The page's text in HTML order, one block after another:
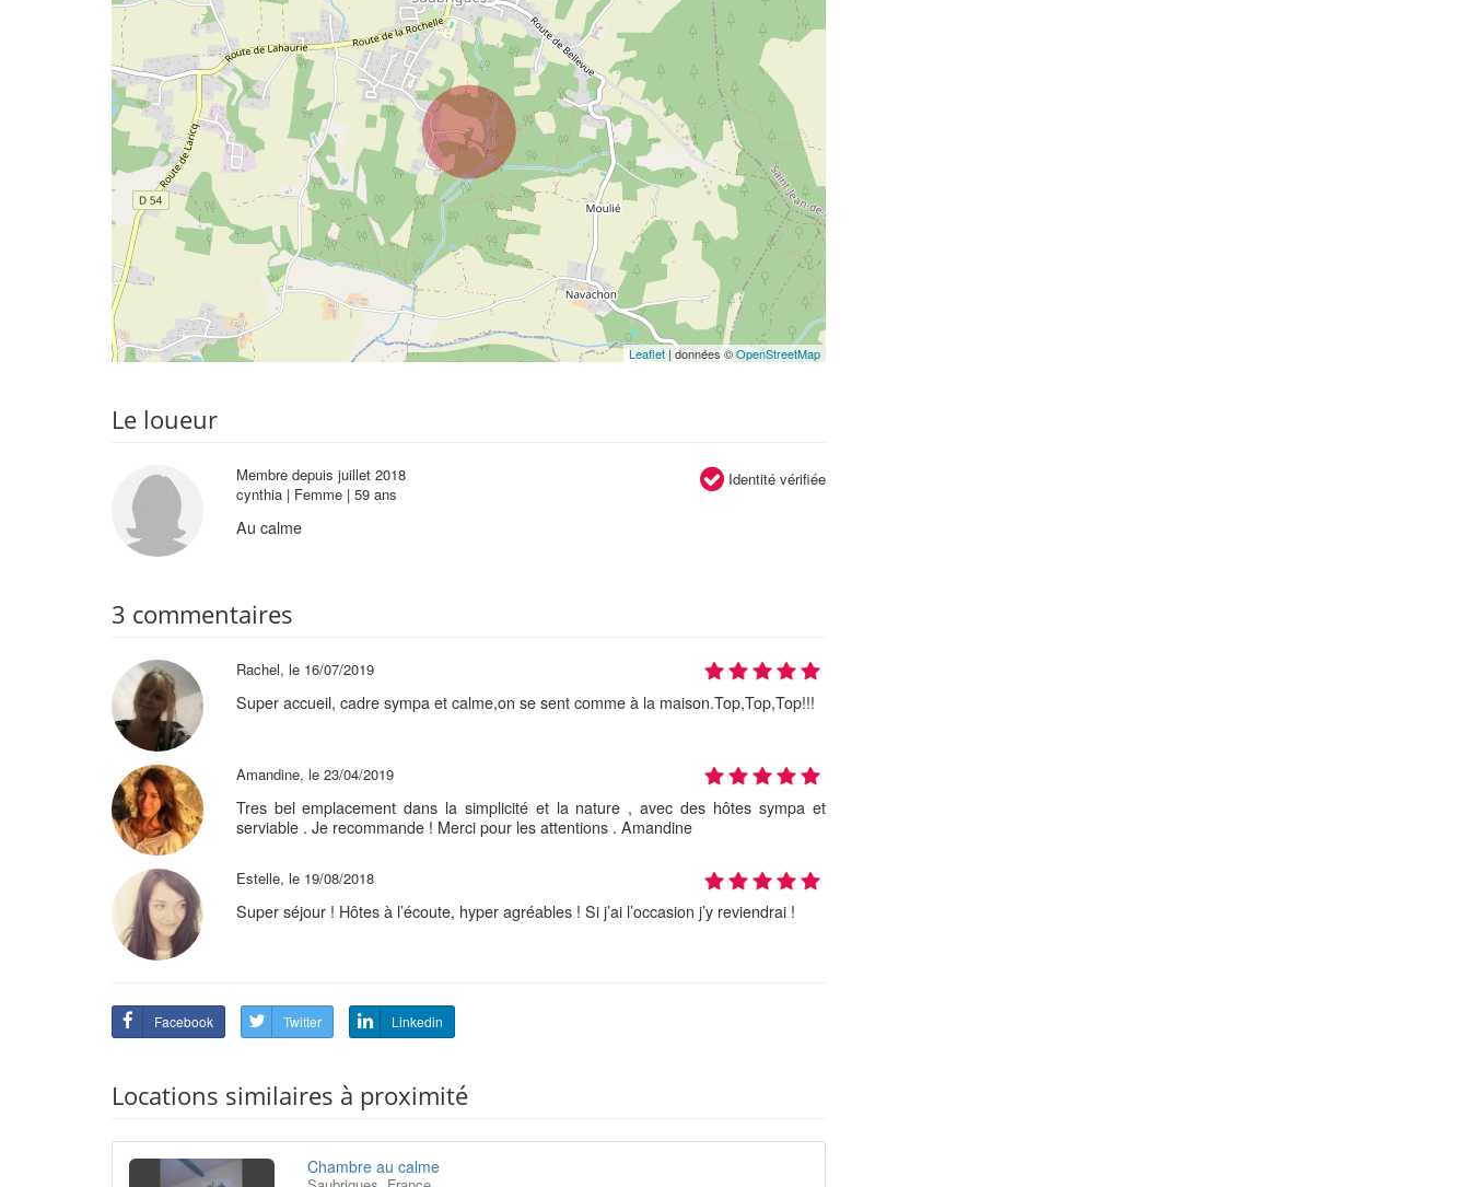
Leaflet| données ©OpenStreetMap
Le loueur
Identité vérifiée
Membre depuis juillet 2018
cynthia | Femme | 59 ans
Au calme
3 commentaires
Rachel, le 16/07/2019
Super accueil, cadre sympa et calme,on se sent comme à la maison.Top,Top,Top!!!
Amandine, le 23/04/2019
Tres bel emplacement dans la simplicité et la nature , avec des hôtes sympa et
serviable . Je recommande ! Merci pour les attentions . Amandine
Estelle, le 19/08/2018
Super séjour ! Hôtes à l’écoute, hyper agréables ! Si j’ai l’occasion j’y reviendrai !
Facebook Twitter Linkedin
Locations similaires à proximité
Chambre au calme